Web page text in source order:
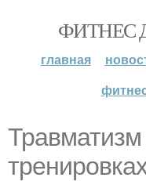
ФИТНЕС
главная